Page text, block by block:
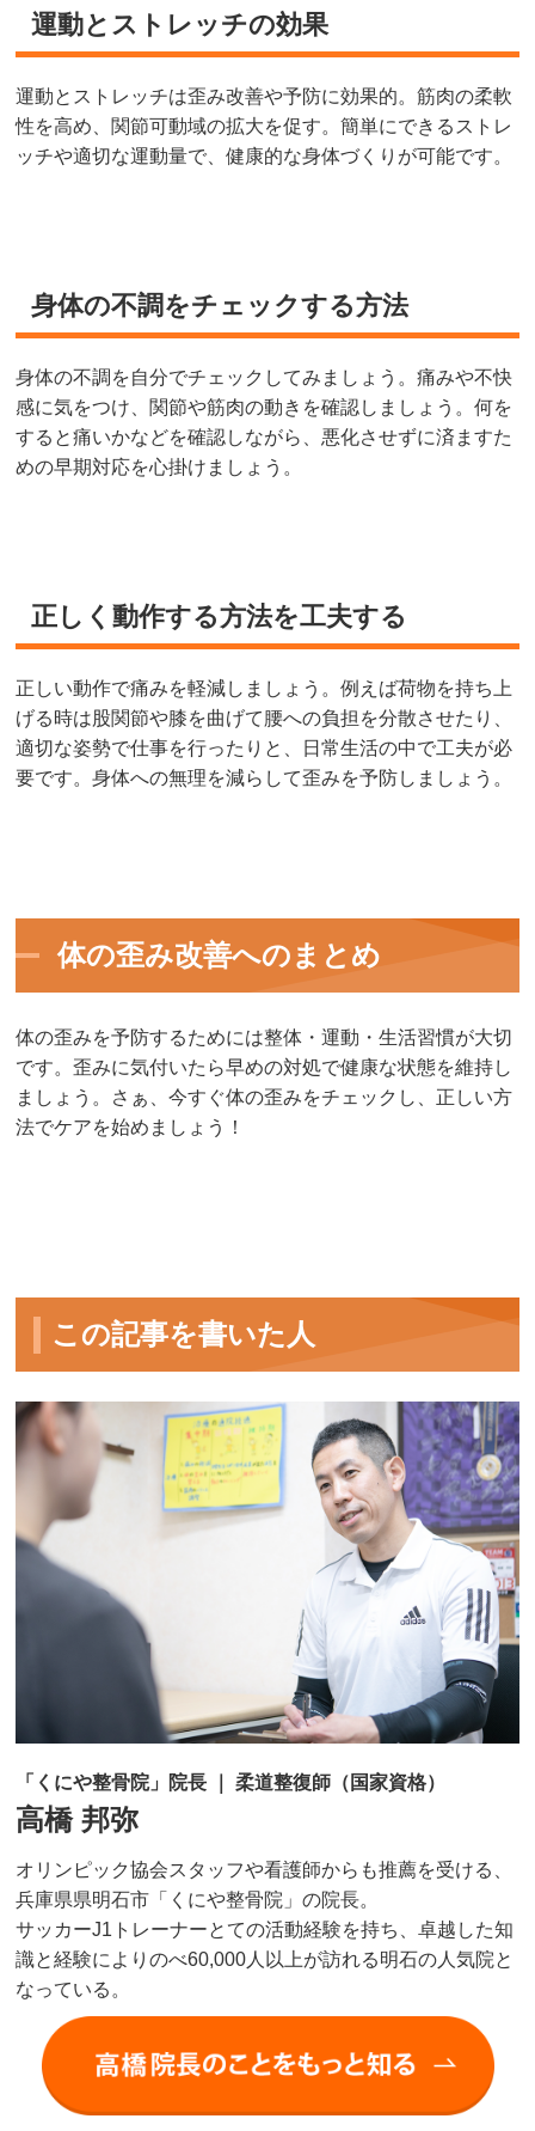
運動とストレッチの効果
運動とストレッチは歪み改善や予防に効果的。筋肉の柔軟
性を高め、関節可動域の拡大を促す。簡単にできるストレ
ッチや適切な運動量で、健康的な身体づくりが可能です。
身体の不調をチェックする方法
身体の不調を自分でチェックしてみましょう。痛みや不快
感に気をつけ、関節や筋肉の動きを確認しましょう。何を
すると痛いかなどを確認しながら、悪化させずに済ますた
めの早期対応を心掛けましょう。
正しく動作する方法を工夫する
正しい動作で痛みを軽減しましょう。例えば荷物を持ち上
げる時は股関節や膝を曲げて腰への負担を分散させたり、
適切な姿勢で仕事を行ったりと、日常生活の中で工夫が必
要です。身体への無理を減らして歪みを予防しましょう。
体の歪み改善へのまとめ
体の歪みを予防するためには整体・運動・生活習慣が大切
です。歪みに気付いたら早めの対処で健康な状態を維持し
ましょう。さぁ、今すぐ体の歪みをチェックし、正しい方
法でケアを始めましょう！
この記事を書いた人
「くにや整骨院」院長 ｜ 柔道整復師（国家資格）
高橋 邦弥
オリンピック協会スタッフや看護師からも推薦を受ける、
兵庫県県明石市「くにや整骨院」の院長。
サッカーJ1トレーナーとての活動経験を持ち、卓越した知
識と経験によりのべ60,000人以上が訪れる明石の人気院と
なっている。